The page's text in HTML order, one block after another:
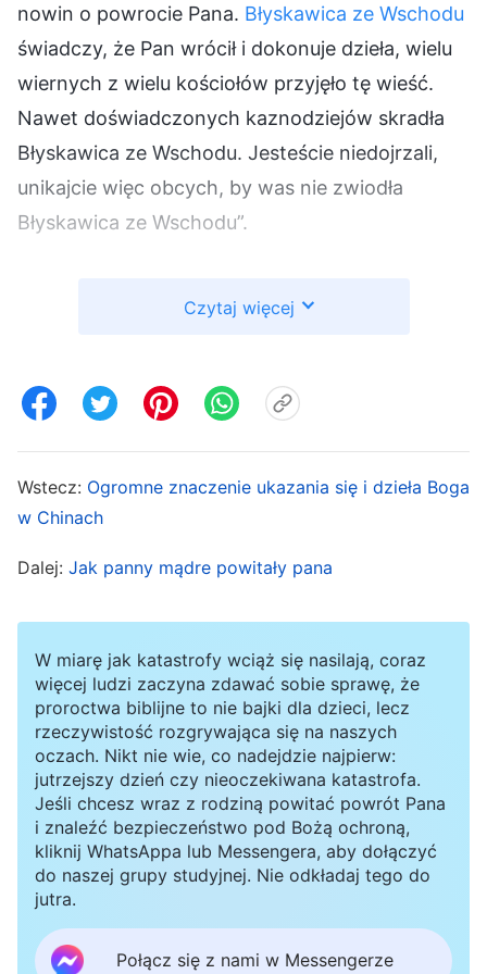
nowin o powrocie Pana. Błyskawica ze Wschodu
świadczy, że Pan wrócił i dokonuje dzieła, wielu
wiernych z wielu kościołów przyjęło tę wieść.
Nawet doświadczonych kaznodziejów skradła
Błyskawica ze Wschodu. Jesteście niedojrzali,
unikajcie więc obcych, by was nie zwiodła
Błyskawica ze Wschodu”.
głosi, iż Pan wrócił, i że wielu kaznodziejów ją
kaznodzieje rozumieją Biblię i znają własne
umysły. Niełatwo im przyjąć naukę Błyskawicy ze
Wschodu. Czy jest prawda w nauce Błyskawicy
ze Wschodu? Czekam na powrót Pana od lat.
Jeśli faktycznie wrócił, a ja to zignoruję, to co
zrobię, jeśli On mnie porzuci?”. Ale martwiło mnie
przyjdą w dniach ostatecznych! Byłam w
rozterce, nie wiedziałam, co robić, więc
pomodliłam się: „Czy mam wysłuchać Błyskawicy
ze Wschodu, gdy przyjdzie do mnie ktoś z ich
kościoła? Panie Jezu, oświeć mnie i prowadź”.
Przypomniałam sobie ten fragmentBiblii: „Sam
bowiem powiedział:Nie porzucę cię ani nie
opuszczę. Śmiało więc możemy mówić: Pan jest
moim pomocnikiem, nie będę się lękał tego, co
może mi uczynić człowiek”
. Od razu
Czytaj więcej
Wstecz: Ogromne znaczenie ukazania się i dzieła Boga
w Chinach
Dalej: Jak panny mądre powitały pana
W miarę jak katastrofy wciąż się nasilają, coraz
więcej ludzi zaczyna zdawać sobie sprawę, że
proroctwa biblijne to nie bajki dla dzieci, lecz
rzeczywistość rozgrywająca się na naszych
oczach. Nikt nie wie, co nadejdzie najpierw:
jutrzejszy dzień czy nieoczekiwana katastrofa.
Jeśli chcesz wraz z rodziną powitać powrót Pana
i znaleźć bezpieczeństwo pod Bożą ochroną,
kliknij WhatsAppa lub Messengera, aby dołączyć
do naszej grupy studyjnej. Nie odkładaj tego do
jutra.
Połącz się z nami w Messengerze